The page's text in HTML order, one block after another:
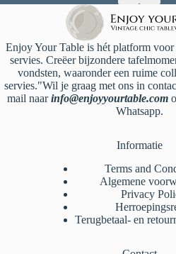
Enjoy Your Table is hét platform
servies. Creëer bijzondere
vondsten, waaronder een ruime
servies."Wil je graag met ons in
mail naarinfo@enjoyyourtable.com
Whatsapp.
Informatie
Terms and
Algemene
Privacy
Terugbetaal- en